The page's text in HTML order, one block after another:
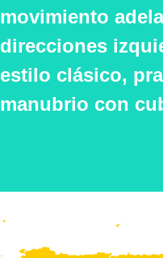
movimiento
direcciones
estilo clásico,
manubrio con